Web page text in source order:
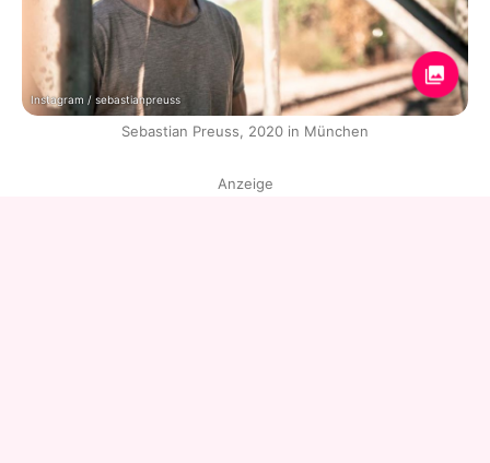
Instagram / sebastianpreuss
Sebastian Preuss, 2020 in München
Anzeige